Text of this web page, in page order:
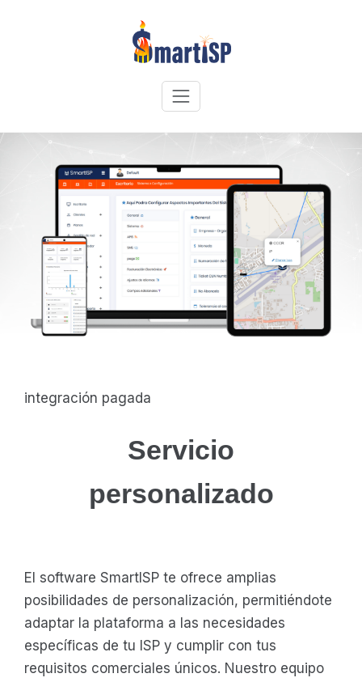
integración pagada
Servicio
personalizado
El software SmartISP te ofrece amplias
posibilidades de personalización, permitiéndote
adaptar la plataforma a las necesidades
específicas de tu ISP y cumplir con tus
requisitos comerciales únicos. Nuestro equipo